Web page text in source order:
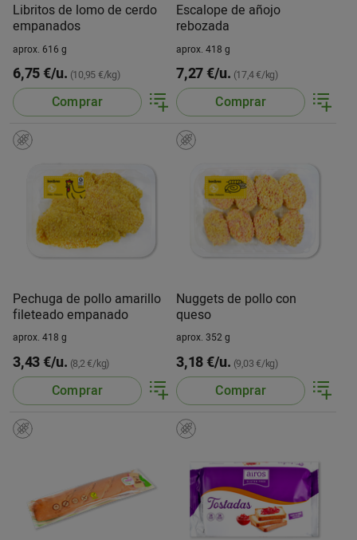
Libritos de lomo de cerdo
empanados
aprox. 616 g
6,75 €/u. (10,95 €/kg)
Comprar
Escalope de añojo
rebozada
aprox. 418 g
7,27 €/u. (17,4 €/kg)
Comprar
Pechuga de pollo amarillo
fileteado empanado
aprox. 418 g
3,43 €/u. (8,2 €/kg)
Comprar
Nuggets de pollo con
queso
aprox. 352 g
3,18 €/u. (9,03 €/kg)
Comprar